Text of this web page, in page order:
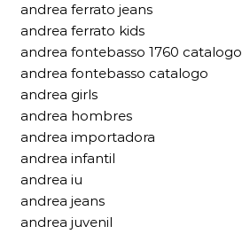
andrea ferrato jeans
andrea ferrato kids
andrea fontebasso 1760 catalogo
andrea fontebasso catalogo
andrea girls
andrea hombres
andrea importadora
andrea infantil
andrea iu
andrea jeans
andrea juvenil